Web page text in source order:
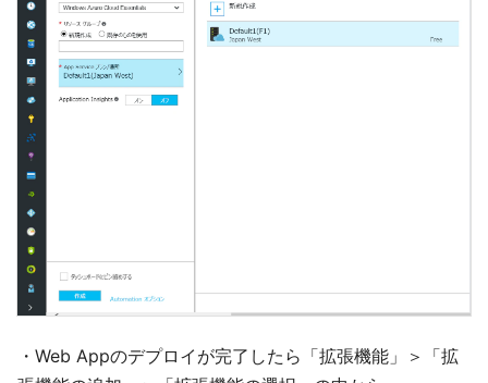
・Web Appのデプロイが完了したら「拡張機能」＞「拡